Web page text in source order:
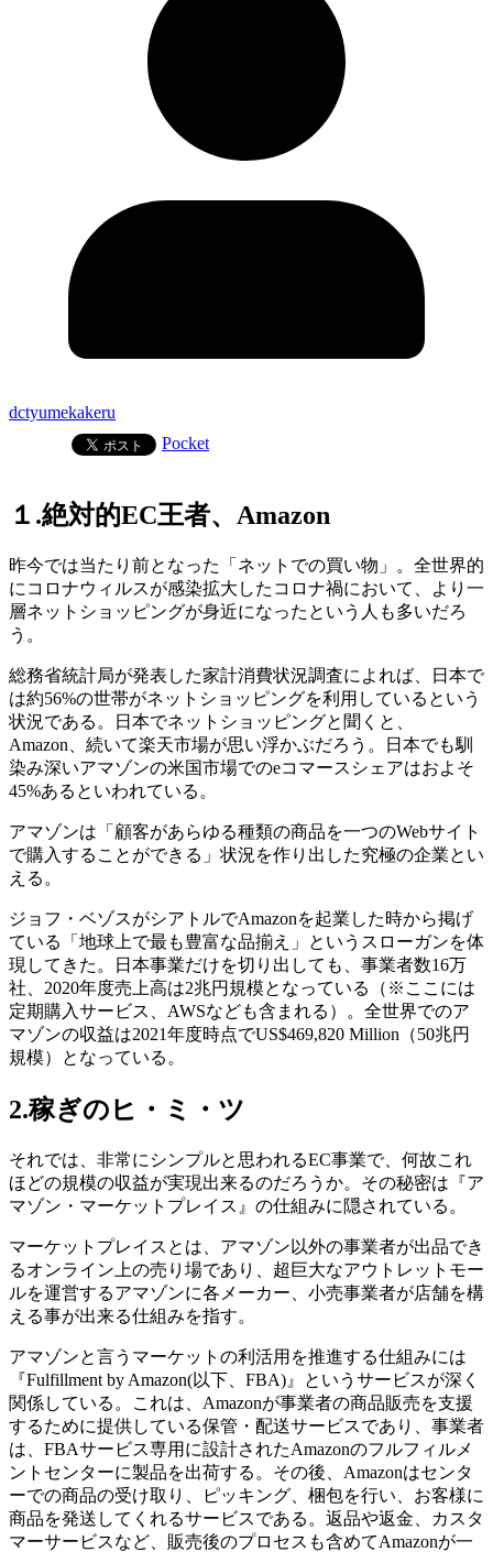
dctyumekakeru
Pocket
１.絶対的EC王者、Amazon
昨今では当たり前となった「ネットでの買い物」。全世界的
にコロナウィルスが感染拡大したコロナ禍において、より一
層ネットショッピングが身近になったという人も多いだろ
う。
総務省統計局が発表した家計消費状況調査によれば、日本で
は約56%の世帯がネットショッピングを利用しているという
状況である。日本でネットショッピングと聞くと、
Amazon、続いて楽天市場が思い浮かぶだろう。日本でも馴
染み深いアマゾンの米国市場でのeコマースシェアはおよそ
45%あるといわれている。
アマゾンは「顧客があらゆる種類の商品を一つのWebサイト
で購入することができる」状況を作り出した究極の企業とい
える。
ジョフ・ベゾスがシアトルでAmazonを起業した時から掲げ
ている「地球上で最も豊富な品揃え」というスローガンを体
現してきた。日本事業だけを切り出しても、事業者数16万
社、2020年度売上高は2兆円規模となっている（※ここには
定期購入サービス、AWSなども含まれる）。全世界でのア
マゾンの収益は2021年度時点でUS$469,820 Million（50兆円
規模）となっている。
2.稼ぎのヒ・ミ・ツ
それでは、非常にシンプルと思われるEC事業で、何故これ
ほどの規模の収益が実現出来るのだろうか。その秘密は『ア
マゾン・マーケットプレイス』の仕組みに隠されている。
マーケットプレイスとは、アマゾン以外の事業者が出品でき
るオンライン上の売り場であり、超巨大なアウトレットモー
ルを運営するアマゾンに各メーカー、小売事業者が店舗を構
える事が出来る仕組みを指す。
アマゾンと言うマーケットの利活用を推進する仕組みには
『Fulfillment by Amazon(以下、FBA)』というサービスが深く
関係している。これは、Amazonが事業者の商品販売を支援
するために提供している保管・配送サービスであり、事業者
は、FBAサービス専用に設計されたAmazonのフルフィルメ
ントセンターに製品を出荷する。その後、Amazonはセンタ
ーでの商品の受け取り、ピッキング、梱包を行い、お客様に
商品を発送してくれるサービスである。返品や返金、カスタ
マーサービスなど、販売後のプロセスも含めてAmazonが一